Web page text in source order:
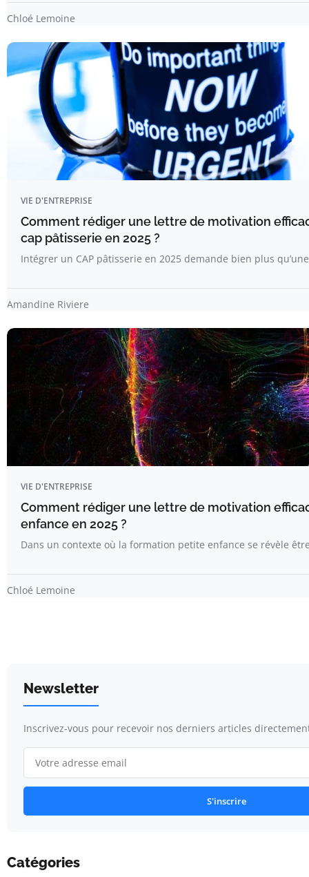
Chloé Lemoine
VIE D'ENTREPRISE
Comment rédiger une lettre de motivation
cap pâtisserie en 2025 ?
Intégrer un CAP pâtisserie en 2025 demande bien plus
Amandine Riviere
VIE D'ENTREPRISE
Comment rédiger une lettre de motivation
enfance en 2025 ?
Dans un contexte où la formation petite enfance se révèle
Chloé Lemoine
Newsletter
Inscrivez-vous pour recevoir nos derniers articles
S'inscrire
Catégories